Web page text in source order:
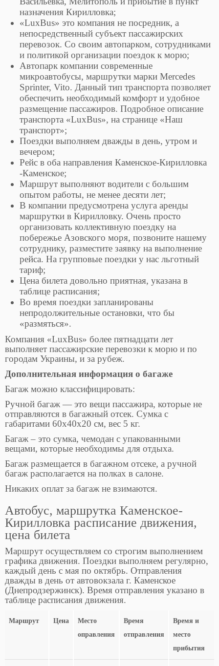
назначения Кирилловка;
«LuxBus» это компания не посредник, а
непосредственный субъект пассажирских
перевозок. Со своим автопарком, сотрудниками
и политикой организации поездок к морю;
Автопарк компании современные
микроавтобусы, маршрутки марки Mercedes
Sprinter, Vito. Данный тип транспорта позволяет
обеспечить необходимый комфорт и удобное
размещение пассажиров. Подробное описание
транспорта «LuxBus», на странице «Наш
транспорт»;
Поездки выполняем дважды в день, утром и
вечером;
Рейс в оба направления Каменское-Кирилловка
-Каменское;
Маршрут выполняют водители с большим
опытом работы, не менее десяти лет;
В компании предусмотрена услуга аренды
маршрутки в Кирилловку. Очень просто
организовать коллективную поездку на
побережье Азовского моря, позвоните нашему
сотруднику, разместите заявку на выполнение
рейса. На групповые поездки у нас льготный
тариф;
Цена билета довольно приятная, указана в
таблице расписания;
Во время поездки запланированы
непродолжительные остановки, что бы
«размяться».
Компания «LuxBus» более пятнадцати лет
выполняет пассажирские перевозки к морю и по
городам Украины, и за рубеж.
Дополнительная информация о багаже
Багаж можно классифицировать:
Ручной багаж — это вещи пассажира, которые не
отправляются в багажный отсек. Сумка с
габаритами 60х40х20 см, вес 5 кг.
Багаж – это сумка, чемодан с упакованными
вещами, которые необходимы для отдыха.
Багаж размещается в багажном отсеке, а ручной
багаж располагается на полках в салоне.
Никаких оплат за багаж не взимаются.
Автобус, маршрутка Каменское-
Кирилловка расписание движения,
цена билета
Маршрут осуществляем со строгим выполнением
графика движения. Поездки выполняем регулярно,
каждый день с мая по октябрь. Отправления
дважды в день от автовокзала г. Каменское
(Днепродзержинск). Время отправления указано в
таблице расписания движения.
Маршрут Цена
Место
оправления
Время
отправления
Время и
место
прибытия